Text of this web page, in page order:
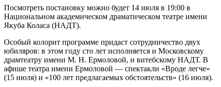
Посмотреть постановку можно будет 14 июля в 19:00 в
Национальном академическом драматическом театре имени
Якуба Коласа (НАДТ).
Особый колорит программе придаст сотрудничество двух
юбиляров: в этом году сто лет исполняется и Московскому
драмтеатру имени М. Н. Ермоловой, и витебскому НАДТ. В
афише театра имени Ермоловой — спектакли «Вроде легче»
(15 июля) и «100 лет предлагаемых обстоятельств» (16 июля).